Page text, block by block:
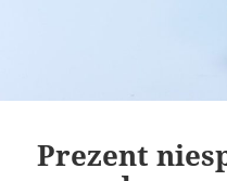
Prezent